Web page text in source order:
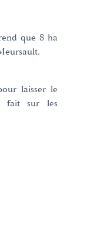
que 8 ha
laisser le
fait sur les